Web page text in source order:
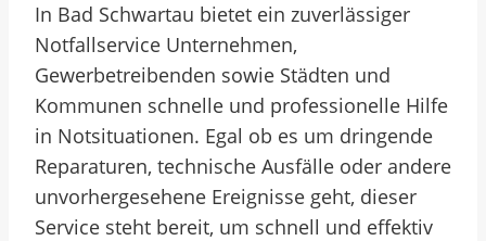
In Bad Schwartau bietet ein zuverlässiger
Notfallservice Unternehmen,
Gewerbetreibenden sowie Städten und
Kommunen schnelle und professionelle Hilfe
in Notsituationen. Egal ob es um dringende
Reparaturen, technische Ausfälle oder andere
unvorhergesehene Ereignisse geht, dieser
Service steht bereit, um schnell und effektiv